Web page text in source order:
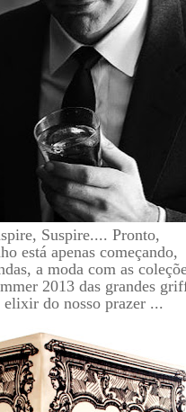
Suspire.... Pronto,
está apenas começando,
a moda com as
2013 das grandes
elixir do nosso prazer ...